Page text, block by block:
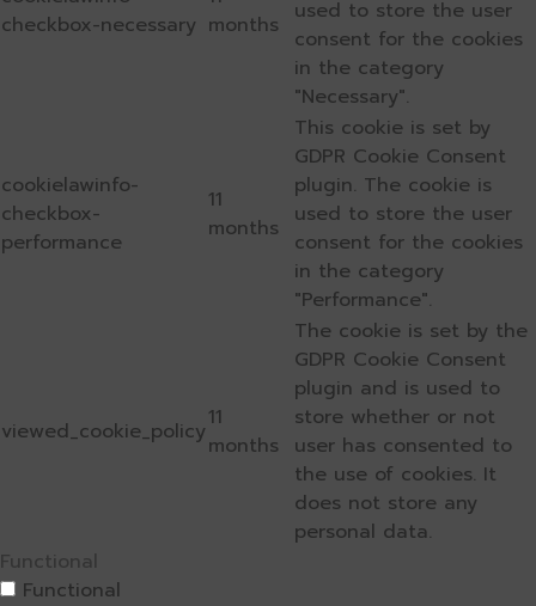
checkbox-necessary months
used to store the user
consent for the cookies
in the category
"Necessary".
cookielawinfo-
checkbox-
performance
11
months
This cookie is set by
GDPR Cookie Consent
plugin. The cookie is
used to store the user
consent for the cookies
in the category
"Performance".
viewed_cookie_policy11
months
The cookie is set by the
GDPR Cookie Consent
plugin and is used to
store whether or not
user has consented to
the use of cookies. It
does not store any
personal data.
Functional
Functional